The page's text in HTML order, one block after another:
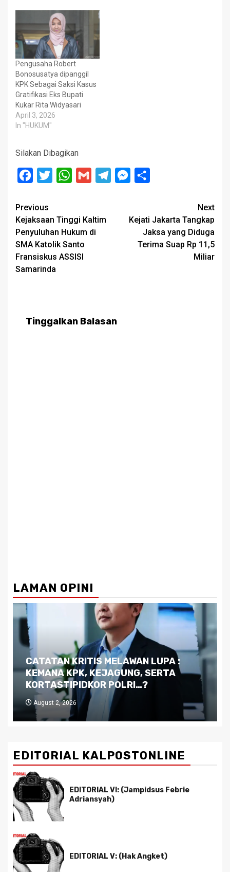
Pengusaha Robert
Bonosusatya dipanggil
KPK Sebagai Saksi Kasus
Gratifikasi Eks Bupati
Kukar Rita Widyasari
April 3, 2026
In "HUKUM"
Silakan Dibagikan
Facebook
Twitter WhatsApp
Gmail TelegramMessenger
Post
navigation
Previous
Kejaksaan Tinggi Kaltim
Penyuluhan Hukum di
SMA Katolik Santo
Fransiskus ASSISI
Samarinda
Next
Kejati Jakarta Tangkap
Jaksa yang Diduga
Terima Suap Rp 11,5
Miliar
Tinggalkan Balasan
LAMAN OPINI
Dilema Kaltim di Tengah Krisis:
Kutukan Sumber Daya Alam dan
Pemimpin yang Tak Kreatif
July 29, 2026
EDITORIAL KALPOSTONLINE
EDITORIAL VI: (Jampidsus Febrie
Adriansyah)
EDITORIAL V: (Hak Angket)